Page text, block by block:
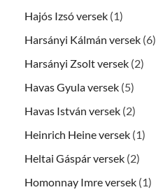
Hajós Izsó versek (1)
Harsányi Kálmán versek (6)
Harsányi Zsolt versek (2)
Havas Gyula versek (5)
Havas István versek (2)
Heinrich Heine versek (1)
Heltai Gáspár versek (2)
Homonnay Imre versek (1)